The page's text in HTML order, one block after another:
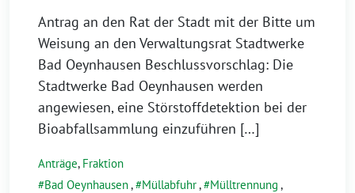
Antrag an den Rat der Stadt mit der Bitte um
Weisung an den Verwaltungsrat Stadtwerke
Bad Oeynhausen Beschlussvorschlag: Die
Stadtwerke Bad Oeynhausen werden
angewiesen, eine Störstoffdetektion bei der
Bioabfallsammlung einzuführen […]
Anträge, Fraktion
Bad Oeynhausen, Müllabfuhr, Mülltrennung ,